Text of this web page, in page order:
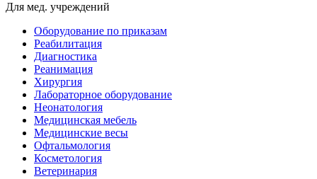
Для мед. учреждений
Оборудование по приказам
Реабилитация
Диагностика
Реанимация
Хирургия
Лабораторное оборудование
Неонатология
Медицинская мебель
Медицинские весы
Офтальмология
Косметология
Ветеринария